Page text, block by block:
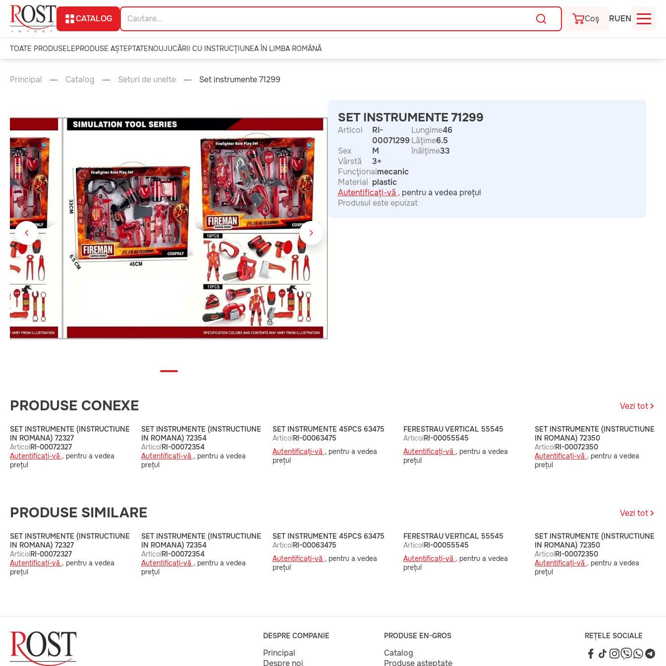
CATALOG Coş RUEN
TOATE PRODUSELEPRODUSE AȘTEPTATENOUJUCĂRII CU INSTRUCȚIUNEA ÎN LIMBA ROMÂNĂ
Principal Catalog Seturi de unelte Set instrumente 71299
SET INSTRUMENTE 71299
Articol
RI-
00071299
Sex
M
Vârstă
3+
Funcţionalmecanic
Material plastic
Lungime46
Lăţime6.5
înălţime33
Autentificați-vă , pentru a vedea prețul
Produsul este epuizat
PRODUSE CONEXE Vezi tot
SET INSTRUMENTE (INSTRUCTIUNE
IN ROMANA) 72327
ArticolRI-00072327
Autentificați-vă , pentru a vedea
prețul
SET INSTRUMENTE (INSTRUCTIUNE
IN ROMANA) 72354
ArticolRI-00072354
Autentificați-vă , pentru a vedea
prețul
SET INSTRUMENTE 45PCS 63475
ArticolRI-00063475
Autentificați-vă , pentru a vedea
prețul
FERESTRAU VERTICAL 55545
ArticolRI-00055545
Autentificați-vă , pentru a vedea
prețul
SET INSTRUMENTE (INSTRUCTIUNE
IN ROMANA) 72350
ArticolRI-00072350
Autentificați-vă , pentru a vedea
prețul
PRODUSE SIMILARE Vezi tot
SET INSTRUMENTE (INSTRUCTIUNE
IN ROMANA) 72327
ArticolRI-00072327
Autentificați-vă , pentru a vedea
prețul
SET INSTRUMENTE (INSTRUCTIUNE
IN ROMANA) 72354
ArticolRI-00072354
Autentificați-vă , pentru a vedea
prețul
SET INSTRUMENTE 45PCS 63475
ArticolRI-00063475
Autentificați-vă , pentru a vedea
prețul
FERESTRAU VERTICAL 55545
ArticolRI-00055545
Autentificați-vă , pentru a vedea
prețul
SET INSTRUMENTE (INSTRUCTIUNE
IN ROMANA) 72350
ArticolRI-00072350
Autentificați-vă , pentru a vedea
prețul
DESPRE COMPANIE
Principal
Despre noi
PRODUSE EN-GROS
Catalog
Produse așteptate
REȚELE SOCIALE